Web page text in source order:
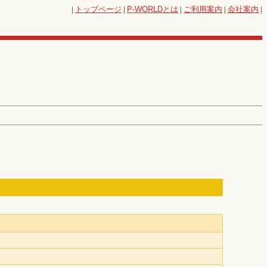
| トップページ | P-WORLDとは | ご利用案内 | 会社案内 |